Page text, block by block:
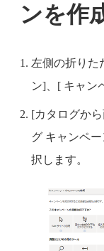
ンを作
左側の折りた
ン]、[ キャン
[カタログか
グ キャンペ
択します。